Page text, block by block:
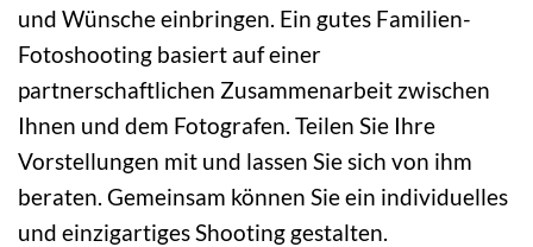
und Wünsche einbringen. Ein gutes Familien-
Fotoshooting basiert auf einer
partnerschaftlichen Zusammenarbeit zwischen
Ihnen und dem Fotografen. Teilen Sie Ihre
Vorstellungen mit und lassen Sie sich von ihm
beraten. Gemeinsam können Sie ein individuelles
und einzigartiges Shooting gestalten.